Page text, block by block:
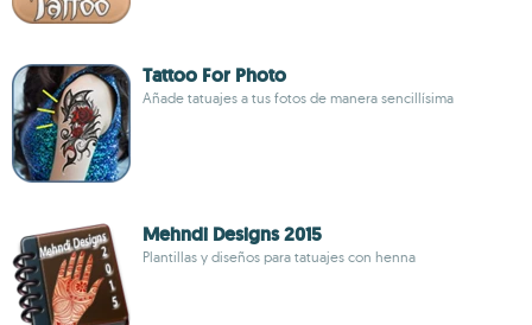
Tattoo For Photo
Añade tatuajes a tus fotos de manera sencillísima
Mehndi Designs 2015
Plantillas y diseños para tatuajes con henna